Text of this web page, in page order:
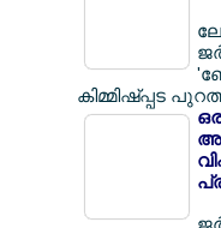
കിമ്മിഷ്പ്പട